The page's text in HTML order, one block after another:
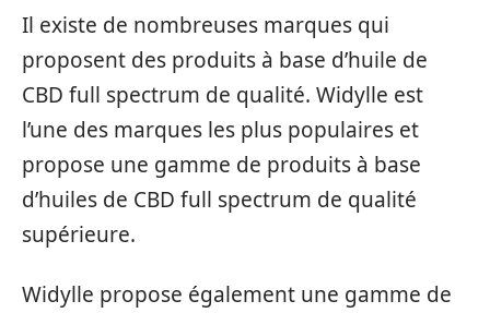
Il existe de nombreuses marques qui
proposent des produits à base d’huile de
CBD full spectrum de qualité. Widylle est
l’une des marques les plus populaires et
propose une gamme de produits à base
d’huiles de CBD full spectrum de qualité
supérieure.
Widylle propose également une gamme de